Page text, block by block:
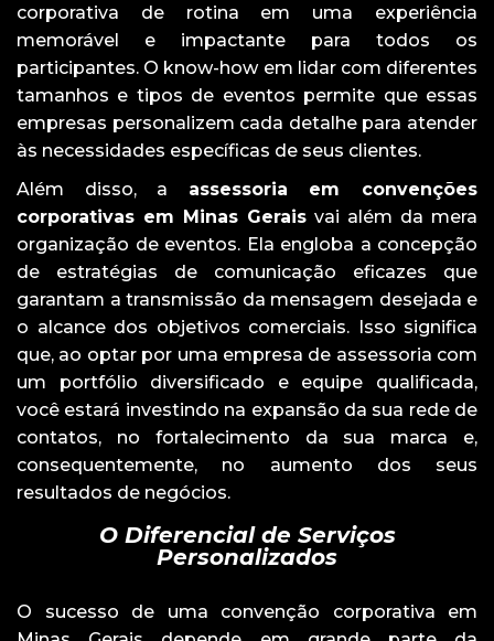
corporativa de rotina em uma experiência
memorável e impactante para todos os
participantes. O know-how em lidar com diferentes
tamanhos e tipos de eventos permite que essas
empresas personalizem cada detalhe para atender
às necessidades específicas de seus clientes.
Além disso, a assessoria em convenções
corporativas em Minas Gerais vai além da mera
organização de eventos. Ela engloba a concepção
de estratégias de comunicação eficazes que
garantam a transmissão da mensagem desejada e
o alcance dos objetivos comerciais. Isso significa
que, ao optar por uma empresa de assessoria com
um portfólio diversificado e equipe qualificada,
você estará investindo na expansão da sua rede de
contatos, no fortalecimento da sua marca e,
consequentemente, no aumento dos seus
resultados de negócios.
O Diferencial de Serviços
Personalizados
O sucesso de uma convenção corporativa em